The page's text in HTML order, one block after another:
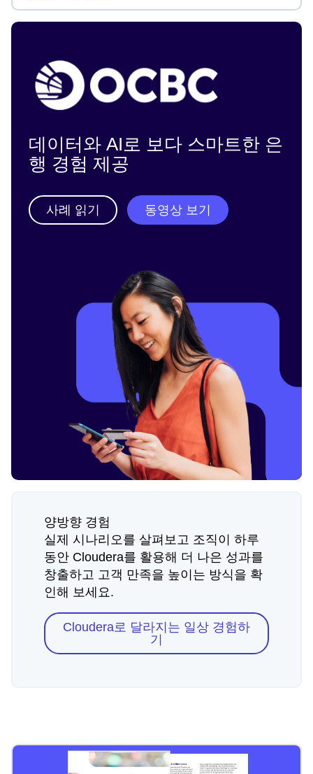
데이터와 AI로 보다 스마트한 은
행 경험 제공
사례 읽기 동영상 보기
양방향 경험
실제 시나리오를 살펴보고 조직이 하루
동안 Cloudera를 활용해 더 나은 성과를
창출하고 고객 만족을 높이는 방식을 확
인해 보세요.
Cloudera로 달라지는 일상 경험하
기